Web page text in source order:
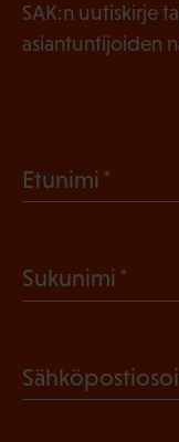
SAK:n uutiskirje
asiantuntijoiden
Etunimi
l
Sukunimi
k